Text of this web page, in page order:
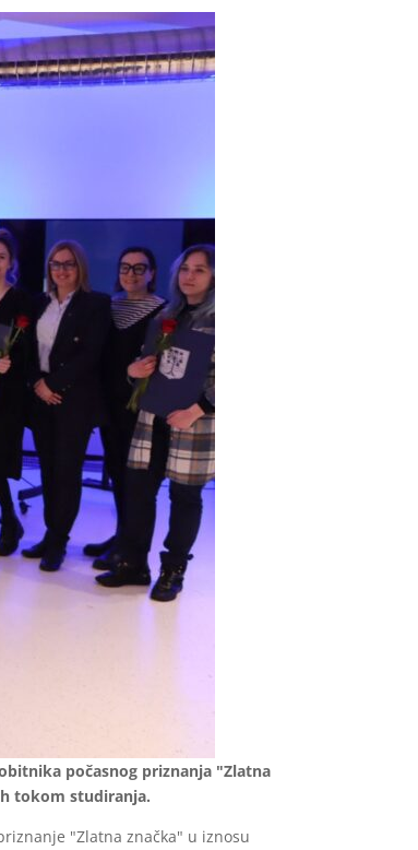
počasnog priznanja "Zlatna
tokom studiranja.
"Zlatna značka" u iznosu